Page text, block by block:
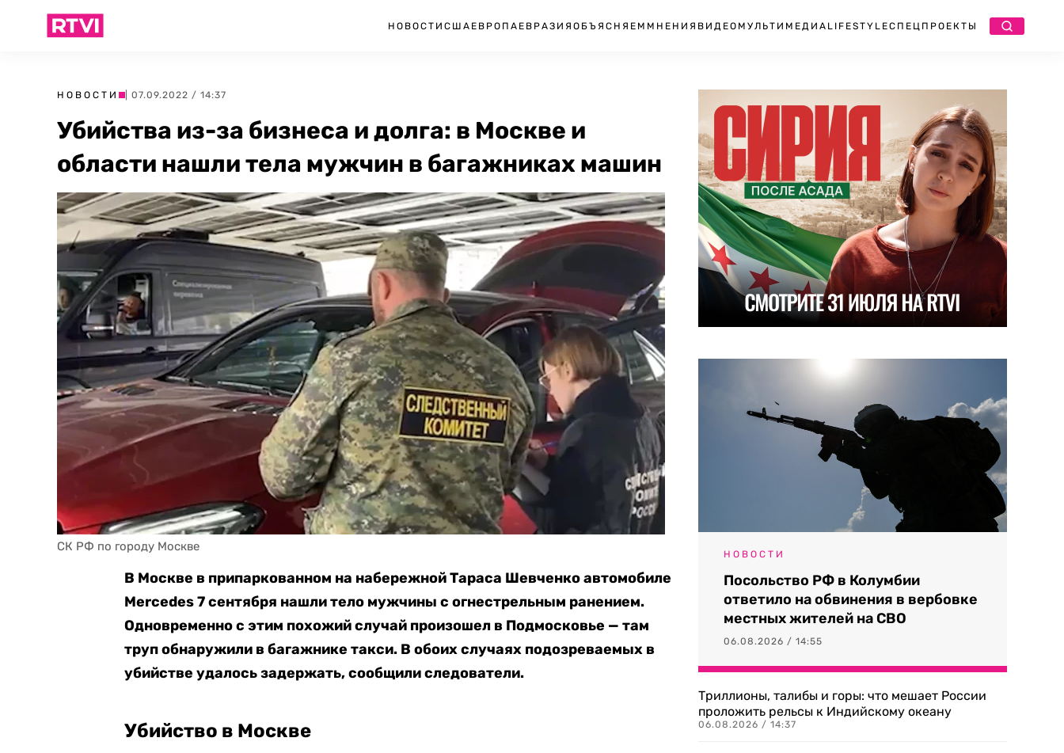
НОВОСТИ США ЕВРОПА ЕВРАЗИЯ ОБЪЯСНЯЕМ МНЕНИЯ ВИДЕО МУЛЬТИМЕДИА LIFESTYLEСПЕЦПРОЕКТЫ
НОВОСТИ | 07.09.2022 / 14:37
Убийства из-за бизнеса и долга: в Москве и
области нашли тела мужчин в багажниках машин
СК РФ по городу Москве
В Москве в припаркованном на набережной Тараса Шевченко автомобиле
Mercedes 7 сентября нашли тело мужчины с огнестрельным ранением.
Одновременно с этим похожий случай произошел в Подмосковье — там
труп обнаружили в багажнике такси. В обоих случаях подозреваемых в
убийстве удалось задержать, сообщили следователи.
Убийство в Москве
НОВОСТИ
Посольство РФ в Колумбии
ответило на обвинения в вербовке
местных жителей на СВО
06.08.2026 / 14:55
Триллионы, талибы и горы: что мешает России
проложить рельсы к Индийскому океану
06.08.2026 / 14:37